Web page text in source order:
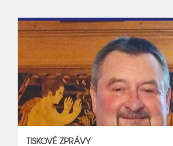
TISKOVÉ ZPRÁVY